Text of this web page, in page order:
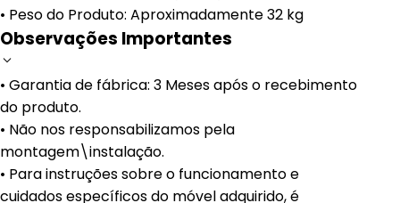
• Peso do Produto: Aproximadamente 32 kg
Observações Importantes
• Garantia de fábrica: 3 Meses após o recebimento
do produto.
• Não nos responsabilizamos pela
montagem\instalação.
• Para instruções sobre o funcionamento e
cuidados específicos do móvel adquirido, é